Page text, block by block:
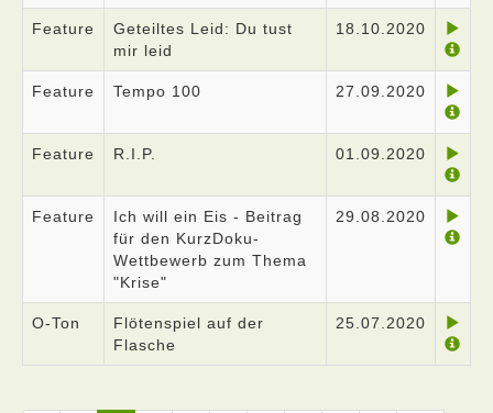
Feature
Geteiltes Leid: Du tust
mir leid
18.10.2020
Feature Tempo 100 27.09.2020
Feature R.I.P. 01.09.2020
Feature
Ich will ein Eis - Beitrag
für den KurzDoku-
Wettbewerb zum Thema
"Krise"
29.08.2020
O-Ton
Flötenspiel auf der
Flasche
25.07.2020